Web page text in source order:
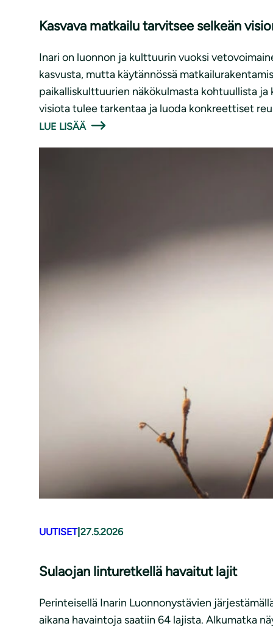
Kasvava matkailu tarvitsee selkeän
Inari on luonnon ja kulttuurin vuoksi
kasvusta, mutta käytännössä
paikalliskulttuurien näkökulmasta kohtuullista
visiota tulee tarkentaa ja luoda konkreettiset
LUE LISÄÄ
UUTISET| 27.5.2026
Sulaojan linturetkellä havaitut lajit
Perinteisellä Inarin Luonnonystävien
aikana havaintoja saatiin 64 lajista. Alkumatka